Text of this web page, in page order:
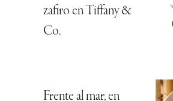
zafiro en Tiffany &
Co.
Frente al mar, en